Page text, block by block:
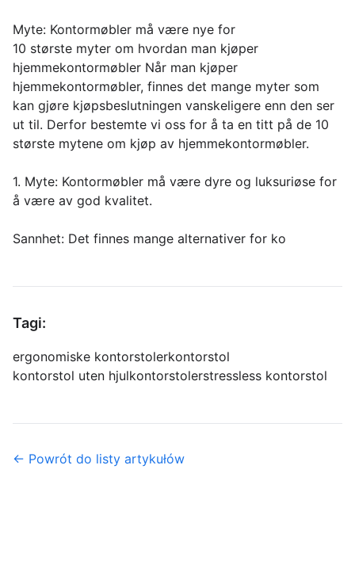
Myte: Kontormøbler må være nye for
10 største myter om hvordan man kjøper
hjemmekontormøbler Når man kjøper
hjemmekontormøbler, finnes det mange myter som
kan gjøre kjøpsbeslutningen vanskeligere enn den ser
ut til. Derfor bestemte vi oss for å ta en titt på de 10
største mytene om kjøp av hjemmekontormøbler.
1. Myte: Kontormøbler må være dyre og luksuriøse for
å være av god kvalitet.
Sannhet: Det finnes mange alternativer for ko
Tagi:
ergonomiske kontorstolerkontorstol
kontorstol uten hjulkontorstolerstressless kontorstol
← Powrót do listy artykułów